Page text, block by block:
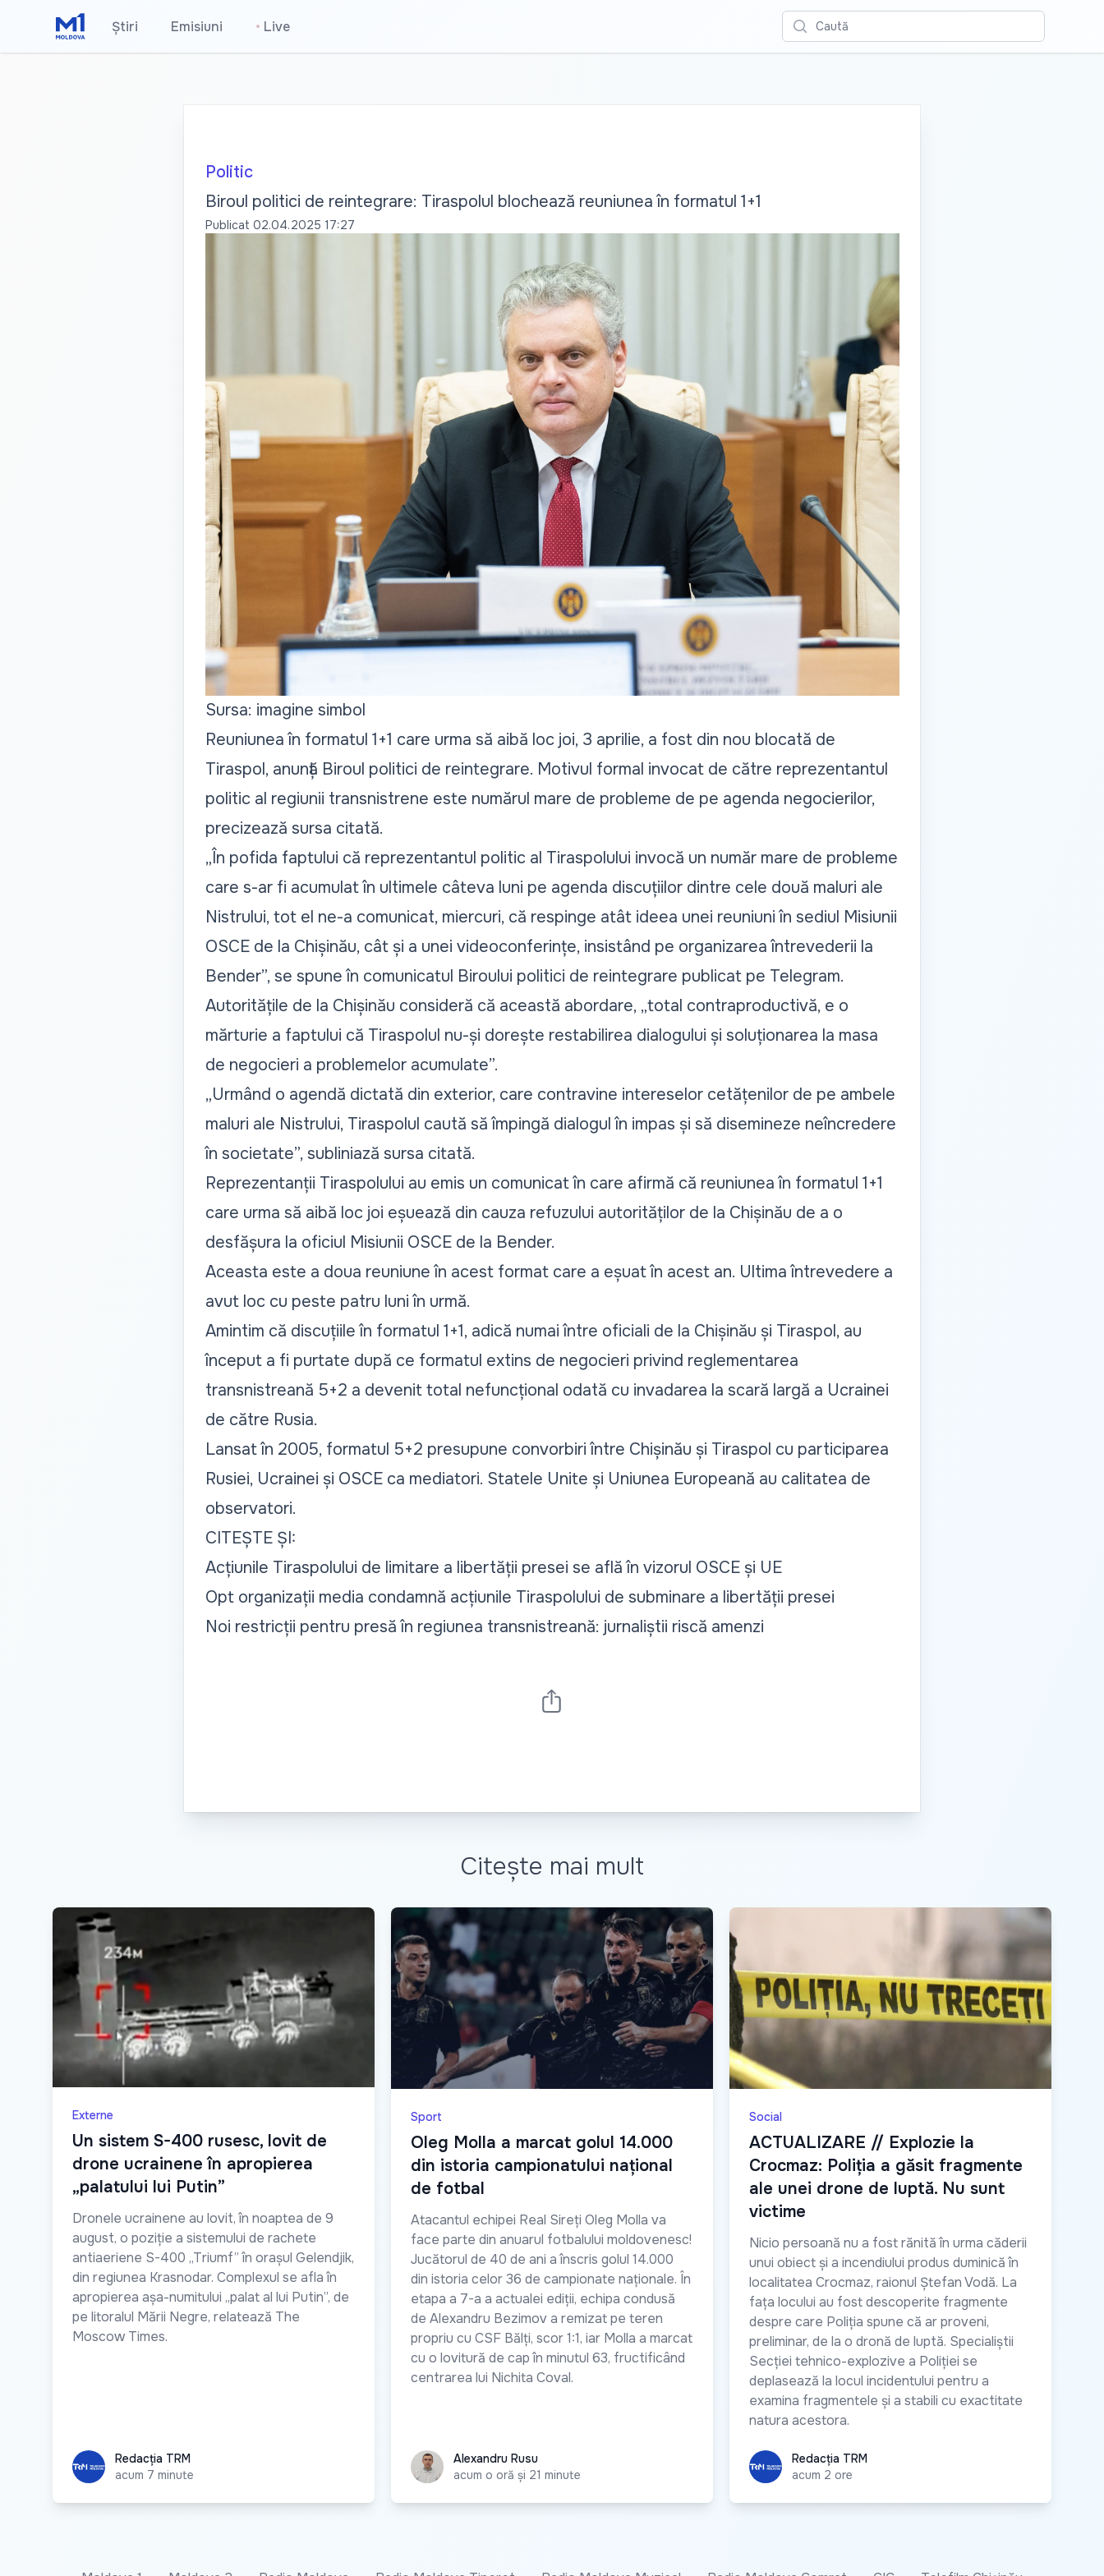
Știri Emisiuni • Live Caută
Politic
Biroul politici de reintegrare: Tiraspolul blochează reuniunea în formatul 1+1
Publicat 02.04.2025 17:27
Sursa: imagine simbol
Reuniunea în formatul 1+1 care urma să aibă loc joi, 3 aprilie, a fost din nou blocată de
Tiraspol, anunță Biroul politici de reintegrare. Motivul formal invocat de către reprezentantul
politic al regiunii transnistrene este numărul mare de probleme de pe agenda negocierilor,
precizează sursa citată.
„În pofida faptului că reprezentantul politic al Tiraspolului invocă un număr mare de probleme
care s-ar fi acumulat în ultimele câteva luni pe agenda discuțiilor dintre cele două maluri ale
Nistrului, tot el ne-a comunicat, miercuri, că respinge atât ideea unei reuniuni în sediul Misiunii
OSCE de la Chișinău, cât și a unei videoconferințe, insistând pe organizarea întrevederii la
Bender”, se spune în comunicatul Biroului politici de reintegrare publicat pe Telegram.
Autoritățile de la Chișinău consideră că această abordare, „total contraproductivă, e o
mărturie a faptului că Tiraspolul nu-și dorește restabilirea dialogului și soluționarea la masa
de negocieri a problemelor acumulate”.
„Urmând o agendă dictată din exterior, care contravine intereselor cetățenilor de pe ambele
maluri ale Nistrului, Tiraspolul caută să împingă dialogul în impas și să disemineze neîncredere
în societate”, subliniază sursa citată.
Reprezentanții Tiraspolului au emis un comunicat în care afirmă că reuniunea în formatul 1+1
care urma să aibă loc joi eșuează din cauza refuzului autorităților de la Chișinău de a o
desfășura la oficiul Misiunii OSCE de la Bender.
Aceasta este a doua reuniune în acest format care a eșuat în acest an. Ultima întrevedere a
avut loc cu peste patru luni în urmă.
Amintim că discuțiile în formatul 1+1, adică numai între oficiali de la Chișinău și Tiraspol, au
început a fi purtate după ce formatul extins de negocieri privind reglementarea
transnistreană 5+2 a devenit total nefuncțional odată cu invadarea la scară largă a Ucrainei
de către Rusia.
Lansat în 2005, formatul 5+2 presupune convorbiri între Chișinău și Tiraspol cu participarea
Rusiei, Ucrainei și OSCE ca mediatori. Statele Unite și Uniunea Europeană au calitatea de
observatori.
CITEȘTE ȘI:
Acțiunile Tiraspolului de limitare a libertății presei se află în vizorul OSCE și UE
Opt organizații media condamnă acțiunile Tiraspolului de subminare a libertății presei
Noi restricții pentru presă în regiunea transnistreană: jurnaliștii riscă amenzi
Citește mai mult
Externe
Un sistem S-400 rusesc, lovit de
drone ucrainene în apropierea
„palatului lui Putin”
Dronele ucrainene au lovit, în noaptea de 9
august, o poziție a sistemului de rachete
antiaeriene S-400 „Triumf” în orașul Gelendjik,
din regiunea Krasnodar. Complexul se afla în
apropierea așa-numitului „palat al lui Putin”, de
pe litoralul Mării Negre, relatează The
Moscow Times.
Redacția TRM
Redacția TRM
acum 7 minute
Sport
Oleg Molla a marcat golul 14.000
din istoria campionatului național
de fotbal
Atacantul echipei Real Sireți Oleg Molla va
face parte din anuarul fotbalului moldovenesc!
Jucătorul de 40 de ani a înscris golul 14.000
din istoria celor 36 de campionate naționale. În
etapa a 7-a a actualei ediții, echipa condusă
de Alexandru Bezimov a remizat pe teren
propriu cu CSF Bălți, scor 1:1, iar Molla a marcat
cu o lovitură de cap în minutul 63, fructificând
centrarea lui Nichita Coval.
Alexandru Rusu
Alexandru Rusu
acum o oră și 21 minute
Social
ACTUALIZARE // Explozie la
Crocmaz: Poliția a găsit fragmente
ale unei drone de luptă. Nu sunt
victime
Nicio persoană nu a fost rănită în urma căderii
unui obiect și a incendiului produs duminică în
localitatea Crocmaz, raionul Ștefan Vodă. La
fața locului au fost descoperite fragmente
despre care Poliția spune că ar proveni,
preliminar, de la o dronă de luptă. Specialiștii
Secției tehnico-explozive a Poliției se
deplasează la locul incidentului pentru a
examina fragmentele și a stabili cu exactitate
natura acestora.
Redacția TRM
Redacția TRM
acum 2 ore